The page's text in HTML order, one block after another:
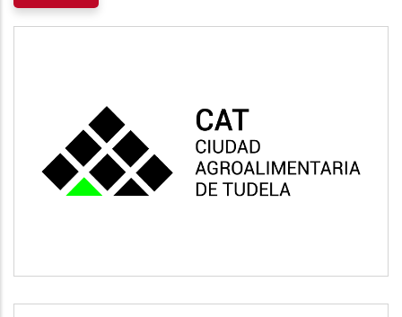
CAT
Vivienda y urbanismo